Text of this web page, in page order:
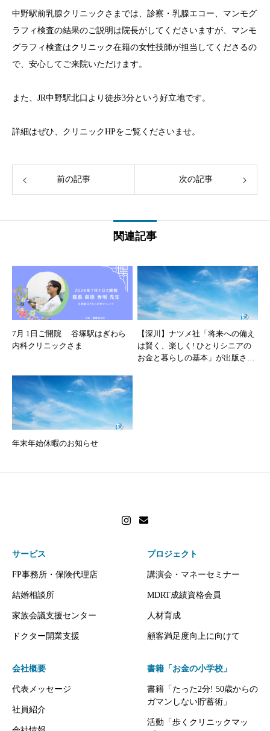
中野駅前乳腺クリニックさまでは、診察・乳腺エコー、マンモグ
ラフィ検査の結果のご説明は院長がしてくださいますが、マンモ
グラフィ検査はクリニック在籍の女性技師が担当してくださるの
で、安心してご来院いただけます。
また、JR中野駅北口より徒歩3分という好立地です。
詳細はぜひ、クリニックHPをご覧くださいませ。
前の記事 次の記事
関連記事
7月 1日ご開院 谷塚駅はぎわら
内科クリニックさま
【深川】ナツメ社「将来への備え
は賢く、楽しく! ひとりシニアの
お金と暮らしの基本」が出版され
年末年始休暇のお知らせ
サービス
FP事務所・保険代理店
結婚相談所
家族会議支援センター
ドクター開業支援
プロジェクト
講演会・マネーセミナー
MDRT成績資格会員
人材育成
顧客満足度向上に向けて
会社概要
代表メッセージ
社員紹介
書籍「お金の小学校」
書籍「たった2分! 50歳からの
ガマンしない貯蓄術」
活動「歩くクリニックマッ